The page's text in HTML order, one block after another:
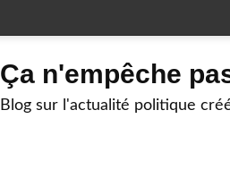
Ça n'empêche
Blog sur l'actualité politique